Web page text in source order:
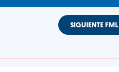
SIGUIENTE FML